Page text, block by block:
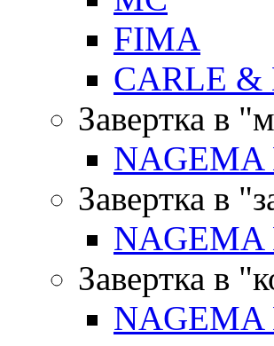
FIMA
CARLE &
Завертка в
NAGEMA
Завертка в
NAGEMA
Завертка в
NAGEMA